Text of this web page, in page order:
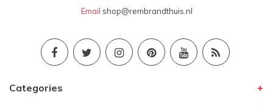
Email shop@rembrandthuis.nl
Categories